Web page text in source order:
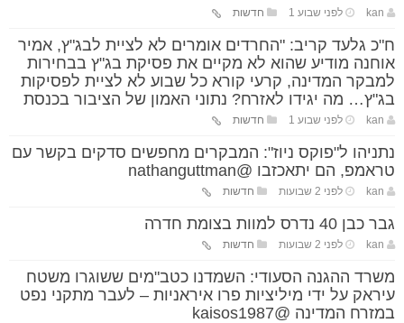
kan לפני שבוע 1 חדשות
ח"כ גלעד קריב: "החרדים אומרים לא לציית לבג"ץ, אמיר
אוחנה מודיע שהוא לא מקיים את פסיקת בג"ץ בבחירות
למבקר המדינה, קרעי קורא כל שבוע לא לציית לפסיקות
בג"ץ… מה יגידו לאזרח? נתוני האמון של הציבור בכנסת
kan לפני שבוע 1 חדשות
נתניהו ל"פוקס ניוז": המבקרים מחפשים סדקים בקשר עם
טראמפ, הם יתאכזבו @nathanguttman
kan לפני 2 שבועות חדשות
גבר כבן 40 נדרס למוות בצומת חדרה
kan לפני 2 שבועות חדשות
משרד ההגנה הסעודי: השמדנו כטב"מים ששוגרו משטח
עיראק על ידי מיליציות פרו איראניות – לעבר מתקני נפט
במזרח המדינה @kaisos1987